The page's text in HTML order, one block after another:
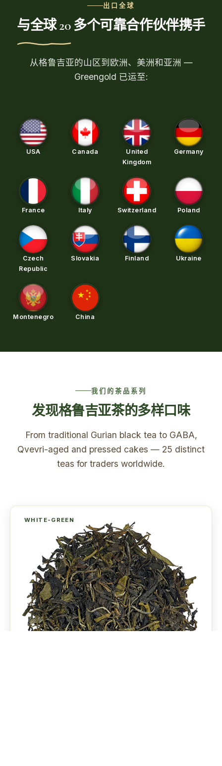
出口全球
与全球 20 多个可靠合作伙伴携手
从格鲁吉亚的山区到欧洲、美洲和亚洲 —
Greengold 已运至:
USA Canada
United
Kingdom
Germany
France Italy Switzerland Poland
Czech
Republic
Slovakia Finland Ukraine
Montenegro China
我们的茶品系列
发现格鲁吉亚茶的多样口味
From traditional Gurian black tea to GABA,
Qvevri-aged and pressed cakes — 25 distinct
teas for traders worldwide.
WHITE-GREEN